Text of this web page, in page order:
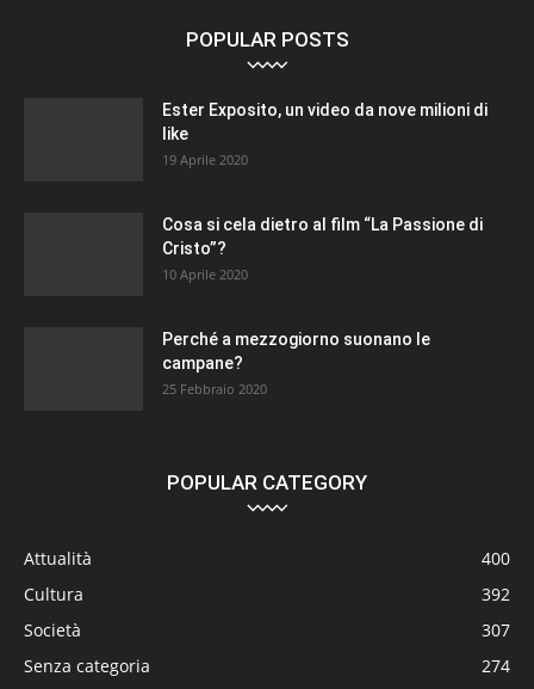
POPULAR POSTS
Ester Exposito, un video da nove milioni di
like
19 Aprile 2020
Cosa si cela dietro al film “La Passione di
Cristo”?
10 Aprile 2020
Perché a mezzogiorno suonano le
campane?
25 Febbraio 2020
POPULAR CATEGORY
Attualità
400
Cultura
392
Società
307
Senza categoria
274